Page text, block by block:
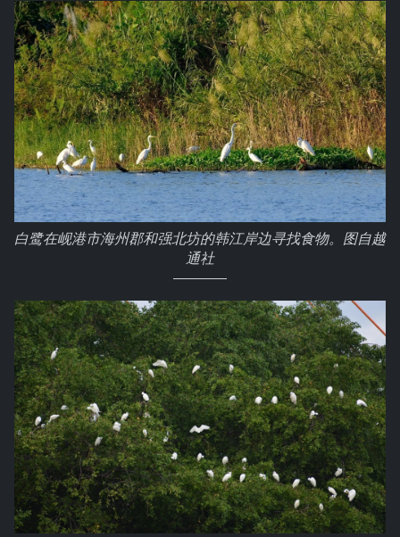
白鹭在岘港市海州郡和强北坊的韩江岸边寻找食物。图自越
通社